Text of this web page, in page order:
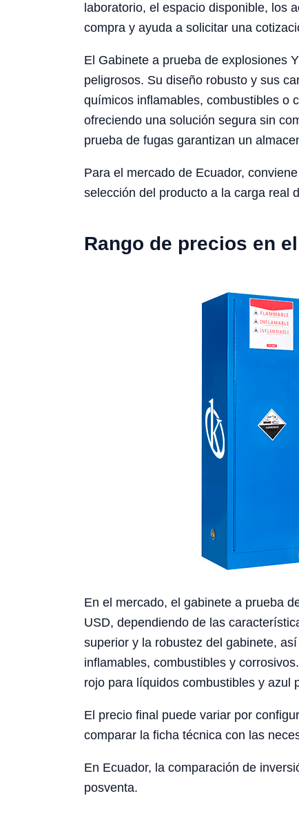
laboratorio, el espacio disponible, los
compra y ayuda a solicitar una
El Gabinete a prueba de explosiones
peligrosos. Su diseño robusto y sus
químicos inflamables, combustibles o
ofreciendo una solución segura sin
prueba de fugas garantizan un
Para el mercado de Ecuador,
selección del producto a la carga real
Rango de precios en
En el mercado, el gabinete a prueba
USD, dependiendo de las
superior y la robustez del gabinete,
inflamables, combustibles y
rojo para líquidos combustibles y azul
El precio final puede variar por
comparar la ficha técnica con las
En Ecuador, la comparación de
posventa.